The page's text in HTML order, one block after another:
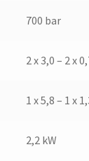
700 bar
2 x 3,0 – 2 x
1 x 5,8 – 1 x
2,2 kW